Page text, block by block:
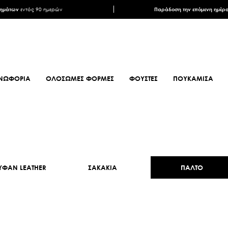
εντός 90 ημερών Παράδοση την επόμενη ημέρα
ΟΛΟΣΩΜΕΣ ΦΟΡΜΕΣ ΦΟΥΣΤΕΣ ΠΟΥΚΑΜΙΣΑ
ΦΟΥΛΑΡΙΑ ΣΑΤΕΝ ΜΠΟΤΑΚΙΑ BIKER
LEATHER ΣΑΚΑΚΙΑ ΠΑΛΤΟ